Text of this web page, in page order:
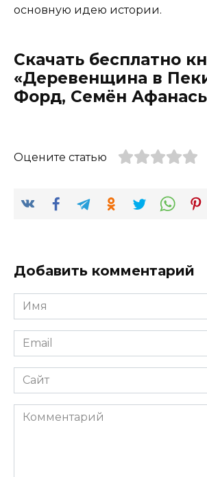
основную идею истории.
Скачать бесплатно
«Деревенщина в
Форд, Семён
Оцените статью
Добавить комментарий
Имя
*
Email
*
Сайт
Комментарий